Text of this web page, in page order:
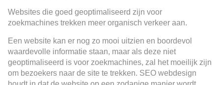
Websites die goed geoptimaliseerd zijn voor
zoekmachines trekken meer organisch verkeer aan.
Een website kan er nog zo mooi uitzien en boordevol
waardevolle informatie staan, maar als deze niet
geoptimaliseerd is voor zoekmachines, zal het moeilijk zijn
om bezoekers naar de site te trekken. SEO webdesign